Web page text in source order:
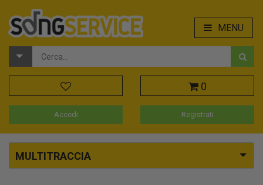
MENU
0
Accedi Registrati
MULTITRACCIA